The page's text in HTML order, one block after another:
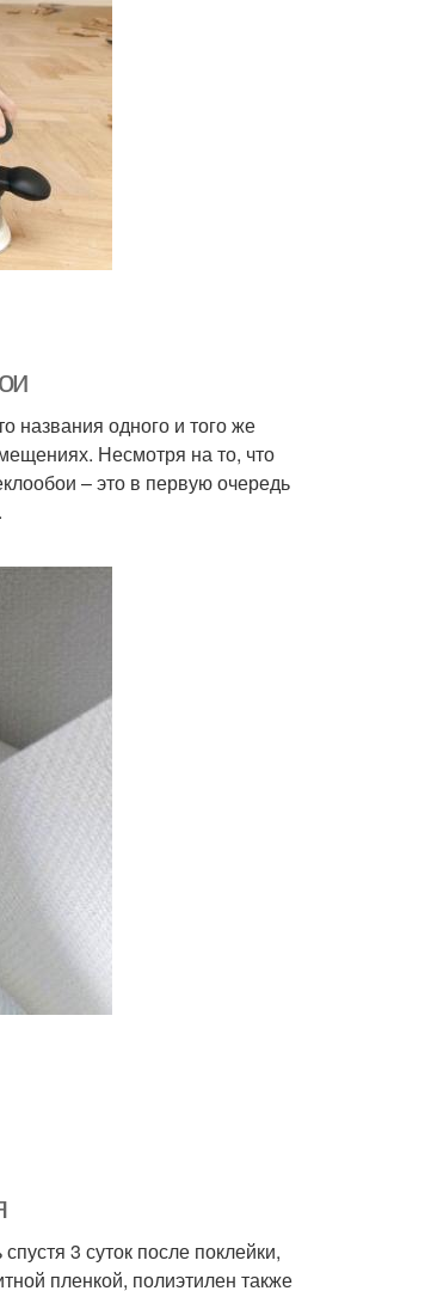
названия одного и того же
Несмотря на то, что
– это в первую очередь
3 суток после поклейки,
пленкой, полиэтилен также